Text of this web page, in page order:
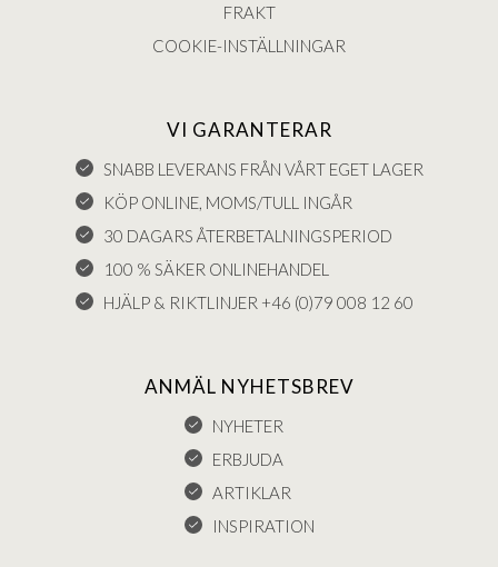
FRAKT
COOKIE-INSTÄLLNINGAR
VI GARANTERAR
SNABB LEVERANS FRÅN VÅRT EGET LAGER
KÖP ONLINE, MOMS/TULL INGÅR
30 DAGARS ÅTERBETALNINGSPERIOD
100 % SÄKER ONLINEHANDEL
HJÄLP & RIKTLINJER +46 (0)79 008 12 60
ANMÄL NYHETSBREV
NYHETER
ERBJUDA
ARTIKLAR
INSPIRATION